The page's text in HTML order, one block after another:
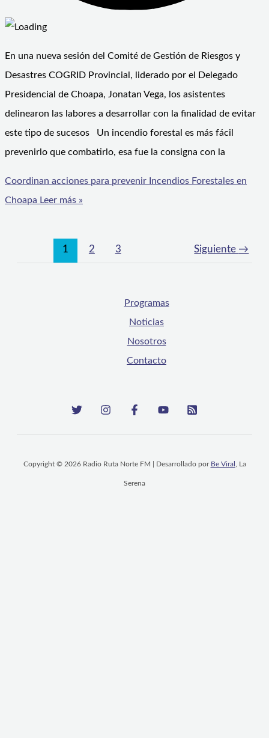
En una nueva sesión del Comité de Gestión de Riesgos y
Desastres COGRID Provincial, liderado por el Delegado
Presidencial de Choapa, Jonatan Vega, los asistentes
delinearon las labores a desarrollar con la finalidad de evitar
este tipo de sucesos Un incendio forestal es más fácil
prevenirlo que combatirlo, esa fue la consigna con la
Coordinan acciones para prevenir Incendios Forestales en
Choapa Leer más »
1 2 3 Siguiente →
Programas
Noticias
Nosotros
Contacto
Copyright © 2026 Radio Ruta Norte FM | Desarrollado por Be Viral , La
Serena